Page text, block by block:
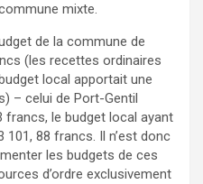
mixte.
de la commune de
(les recettes ordinaires
local apportait une
– celui de Port-Gentil
francs, le budget local ayant
88 francs. Il n’est donc
les budgets de ces
d’ordre exclusivement